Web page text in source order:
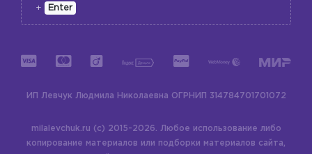
+
Enter
ИП Левчук Людмила Николаевна ОГРНИП 314784701701072
milalevchuk.ru (c) 2015-2026.
Любое использование либо
копирование материалов или подборки материалов сайта,